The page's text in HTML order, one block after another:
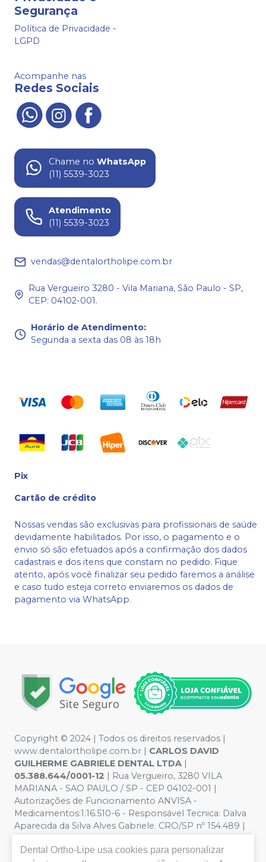
Segurança
Política de Privacidade -
LGPD
Acompanhe nas
Redes Sociais
Chame no WhatsApp
(11) 5539-3023
Atendimento
(11) 5539-3023
vendas@dentalortholipe.com.br
Rua Vergueiro 3280 - Vila Mariana, São Paulo - SP,
CEP: 04102-001.
Horário de Atendimento:
Segunda a sexta das 08 às 18h
Pix
Cartão de crédito
Nossas vendas são exclusivas para profissionais de saúde
devidamente habilitados. Por isso, o pagamento e o
envio só são efetuados após a confirmação dos dados
cadastrais e dos itens que constam no pedido. Fique
atento, após você finalizar seu pedido faremos a análise
e caso tudo esteja correto enviaremos os dados de
pagamento via WhatsApp.
Copyright © 2024 | Todos os direitos reservados |
www.dentalortholipe.com.br | CARLOS DAVID
GUILHERME GABRIELE DENTAL LTDA
05.388.644/0001-12 | Rua Vergueiro, 3280 VILA
MARIANA - SAO PAULO / SP - CEP 04102-001 |
Autorizações de Funcionamento ANVISA -
Medicamentos:1.16.510-6 - Responsável Tecnica: Dalva
Aparecida da Silva Alves Gabriele. CRO/SP nº 154.489 |
ilustrativas - Os preços e condições da loja virtual estão
Dental Ortho-Lipe usa cookies para personalizar